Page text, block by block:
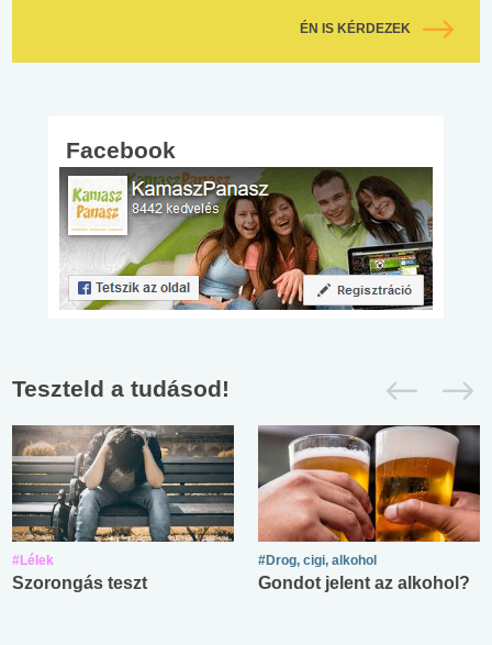
ÉN IS KÉRDEZEK
Facebook
Teszteld a tudásod!
#Lélek
Szorongás teszt
#Drog, cigi, alkohol
Gondot jelent az alkohol?